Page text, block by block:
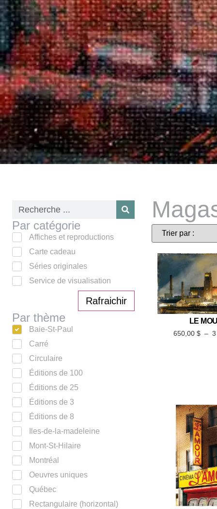
Par catégorie
Affiches et reproductions
Carte cadeau
Séries originales
Service de visualisation
Rafraichir
Par thème
Baie-St-Paul
Carré
Circulaire
Éditions de 100
Éditions de 25
Éditions de 3
Éditions de 8
Iles-de-la-madeleine
Mont-St-Hilaire
Montréal
Oeuvres uniques
Québec
Rectangulaire (horizontal)
LE
650,00$ –